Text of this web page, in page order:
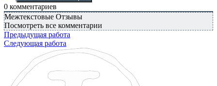
0 комментариев
Межтекстовые Отзывы
Посмотреть все комментарии
Предыдущая работа
Следующая работа